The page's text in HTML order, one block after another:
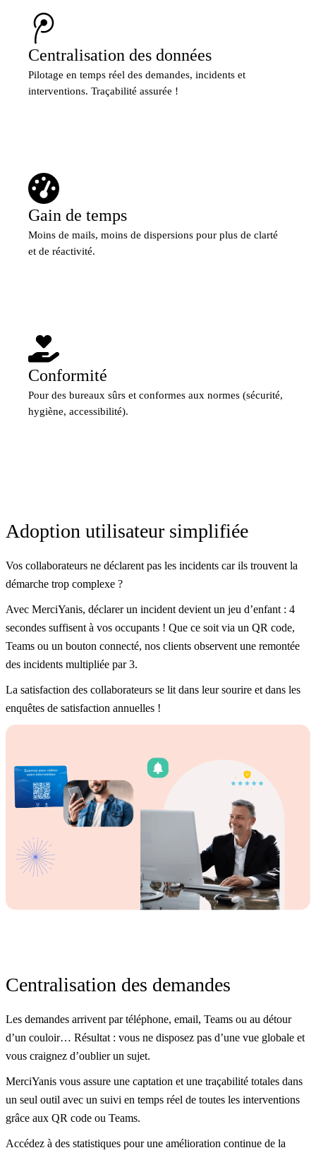
Centralisation des données
Pilotage en temps réel des demandes, incidents et
interventions. Traçabilité assurée !
Gain de temps
Moins de mails, moins de dispersions pour plus de clarté
et de réactivité.
Conformité
Pour des bureaux sûrs et conformes aux normes (sécurité,
hygiène, accessibilité).
Adoption utilisateur simplifiée
Vos collaborateurs ne déclarent pas les incidents car ils trouvent la
démarche trop complexe ?
Avec MerciYanis, déclarer un incident devient un jeu d’enfant : 4
secondes suffisent à vos occupants ! Que ce soit via un QR code,
Teams ou un bouton connecté, nos clients observent une remontée
des incidents multipliée par 3.
La satisfaction des collaborateurs se lit dans leur sourire et dans les
enquêtes de satisfaction annuelles !
Centralisation des demandes
Les demandes arrivent par téléphone, email, Teams ou au détour
d’un couloir… Résultat : vous ne disposez pas d’une vue globale et
vous craignez d’oublier un sujet.
MerciYanis vous assure une captation et une traçabilité totales dans
un seul outil avec un suivi en temps réel de toutes les interventions
grâce aux QR code ou Teams.
Accédez à des statistiques pour une amélioration continue de la